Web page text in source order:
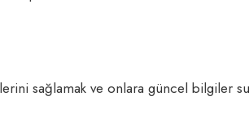
sağlamak ve onlara güncel bilgiler